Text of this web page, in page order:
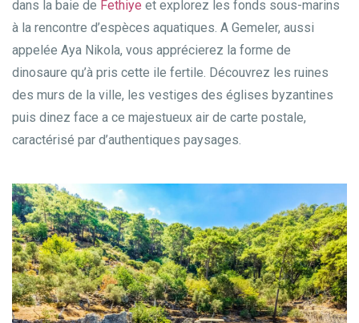
dans la baie de Fethiye et explorez les fonds sous-marins
à la rencontre d’espèces aquatiques. A Gemeler, aussi
appelée Aya Nikola, vous apprécierez la forme de
dinosaure qu’à pris cette ile fertile. Découvrez les ruines
des murs de la ville, les vestiges des églises byzantines
puis dinez face a ce majestueux air de carte postale,
caractérisé par d’authentiques paysages.